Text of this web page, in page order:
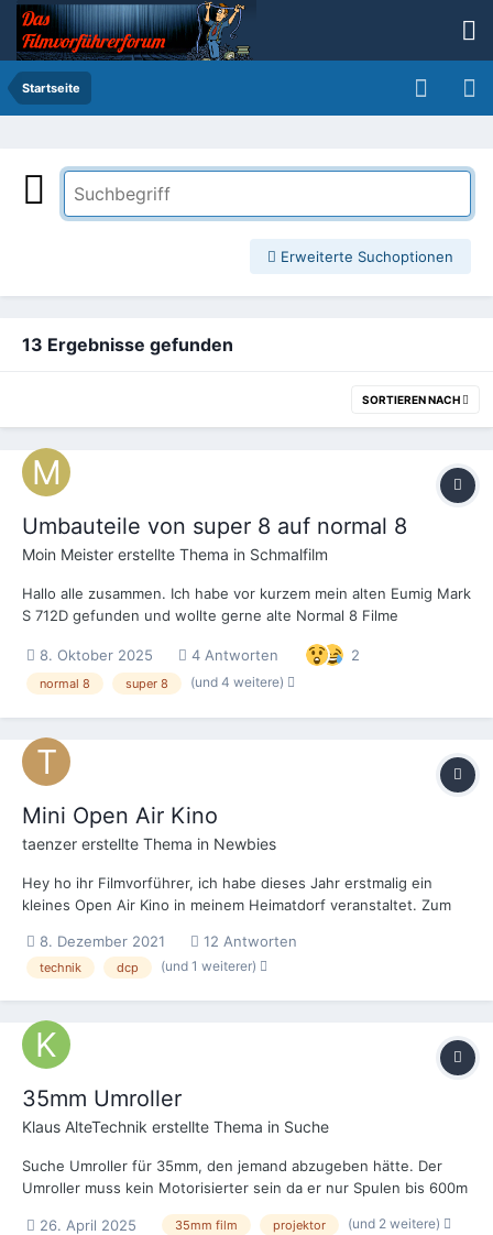
Startseite
Erweiterte Suchoptionen
13 Ergebnisse gefunden
SORTIEREN NACH
Umbauteile von super 8 auf normal 8
Moin Meister erstellte Thema in Schmalfilm
Hallo alle zusammen. Ich habe vor kurzem mein alten Eumig Mark
S 712D gefunden und wollte gerne alte Normal 8 Filme
fehlen und ich somit nur super 8 Projektieren kann. Weiß wer wo
ich diese teile bekomme oder wie ich das Pro...
8. Oktober 2025 4 Antworten 2
normal 8 super 8 (und 4 weitere)
Mini Open Air Kino
taenzer erstellte Thema in Newbies
Hey ho ihr Filmvorführer, ich habe dieses Jahr erstmalig ein
kleines Open Air Kino in meinem Heimatdorf veranstaltet. Zum
sowie ein Panasonic PT-RZ21K Projektor in Verbindung mit einem
ganz normalen BluRay Player. Da das ganze...
8. Dezember 2021 12 Antworten
technik dcp (und 1 weiterer)
35mm Umroller
Klaus AlteTechnik erstellte Thema in Suche
Suche Umroller für 35mm, den jemand abzugeben hätte. Der
Umroller muss kein Motorisierter sein da er nur Spulen bis 600m
26. April 2025
35mm film projektor (und 2 weitere)